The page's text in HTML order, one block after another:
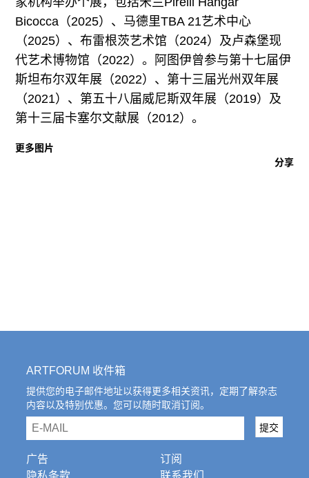
Bicocca（2025）、马德里TBA 21艺术中心
（2025）、布雷根茨艺术馆（2024）及卢森堡现
代艺术博物馆（2022）。阿图伊曾参与第十七届伊
斯坦布尔双年展（2022）、第十三届光州双年展
（2021）、第五十八届威尼斯双年展（2019）及
第十三届卡塞尔文献展（2012）。
更多图片
分享
ARTFORUM 收件箱
提供您的电子邮件地址以获得更多相关资讯，定期了解杂志
内容以及特别优惠。您可以随时取消订阅。
email 提交
广告
隐私条款
订阅
联系我们